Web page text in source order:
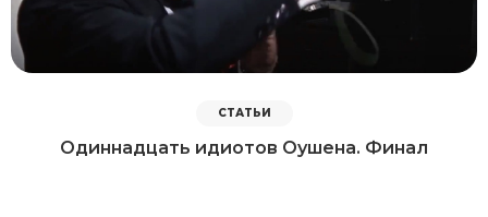
СТАТЬИ
Одиннадцать идиотов Оушена. Финал